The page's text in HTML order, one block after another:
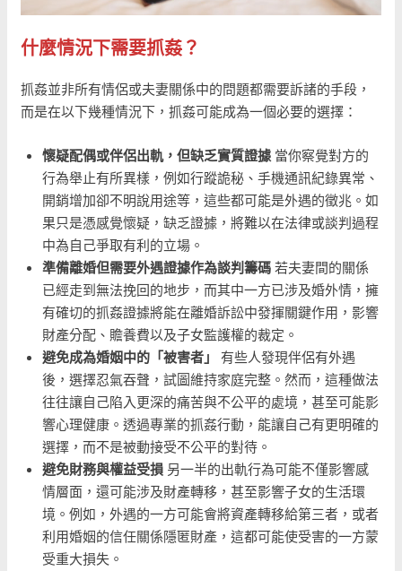
什麼情況下需要抓姦？
抓姦並非所有情侶或夫妻關係中的問題都需要訴諸的手段，
而是在以下幾種情況下，抓姦可能成為一個必要的選擇：
懷疑配偶或伴侶出軌，但缺乏實質證據 當你察覺對方的
行為舉止有所異樣，例如行蹤詭秘、手機通訊紀錄異常、
開銷增加卻不明說用途等，這些都可能是外遇的徵兆。如
果只是憑感覺懷疑，缺乏證據，將難以在法律或談判過程
中為自己爭取有利的立場。
準備離婚但需要外遇證據作為談判籌碼 若夫妻間的關係
已經走到無法挽回的地步，而其中一方已涉及婚外情，擁
有確切的抓姦證據將能在離婚訴訟中發揮關鍵作用，影響
財產分配、贍養費以及子女監護權的裁定。
避免成為婚姻中的「被害者」
有些人發現伴侶有外遇
後，選擇忍氣吞聲，試圖維持家庭完整。然而，這種做法
往往讓自己陷入更深的痛苦與不公平的處境，甚至可能影
響心理健康。透過專業的抓姦行動，能讓自己有更明確的
選擇，而不是被動接受不公平的對待。
避免財務與權益受損 另一半的出軌行為可能不僅影響感
情層面，還可能涉及財產轉移，甚至影響子女的生活環
境。例如，外遇的一方可能會將資產轉移給第三者，或者
利用婚姻的信任關係隱匿財產，這都可能使受害的一方蒙
受重大損失。